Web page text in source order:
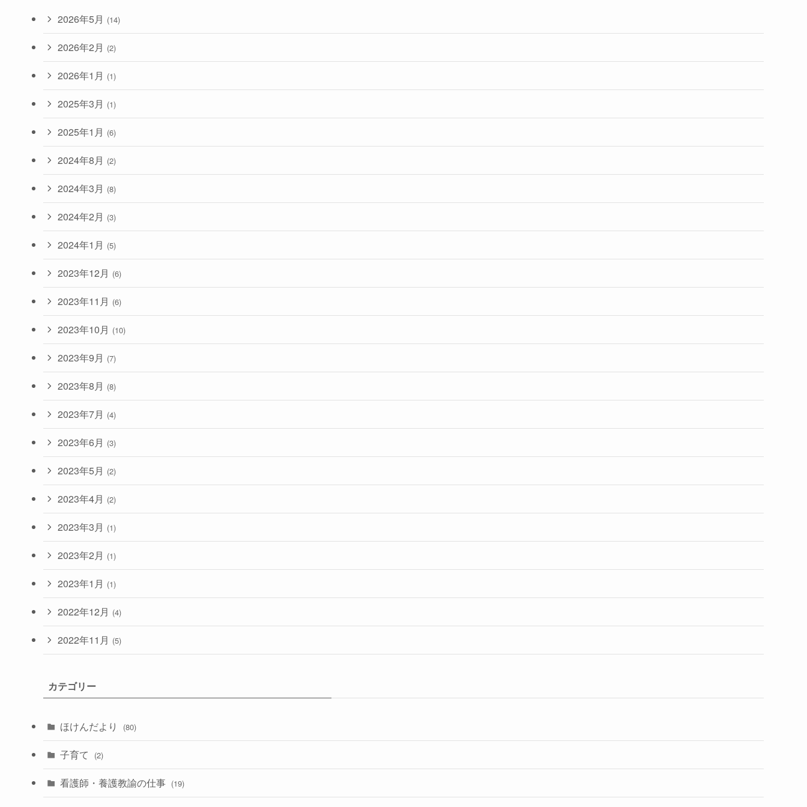
2026年5月 (14)
2026年2月 (2)
2026年1月 (1)
2025年3月 (1)
2025年1月 (6)
2024年8月 (2)
2024年3月 (8)
2024年2月 (3)
2024年1月 (5)
2023年12月 (6)
2023年11月 (6)
2023年10月 (10)
2023年9月 (7)
2023年8月 (8)
2023年7月 (4)
2023年6月 (3)
2023年5月 (2)
2023年4月 (2)
2023年3月 (1)
2023年2月 (1)
2023年1月 (1)
2022年12月 (4)
2022年11月 (5)
カテゴリー
ほけんだより (80)
子育て (2)
看護師・養護教諭の仕事 (19)